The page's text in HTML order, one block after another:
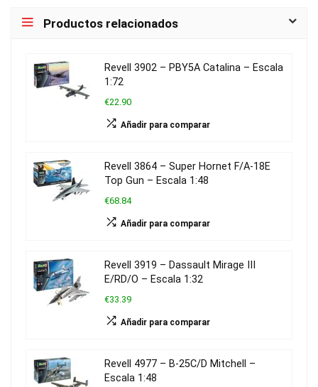
Productos relacionados
Revell 3902 – PBY5A Catalina – Escala
1:72
€22.90
Añadir para comparar
Revell 3864 – Super Hornet F/A-18E
Top Gun – Escala 1:48
€68.84
Añadir para comparar
Revell 3919 – Dassault Mirage III
E/RD/O – Escala 1:32
€33.39
Añadir para comparar
Revell 4977 – B-25C/D Mitchell –
Escala 1:48